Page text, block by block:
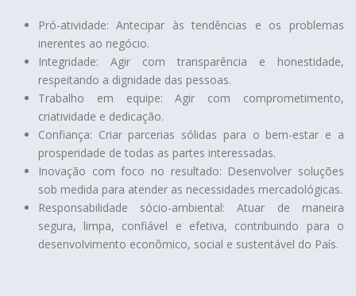
Pró-atividade: Antecipar às tendências e os problemas
inerentes ao negócio.
Integridade: Agir com transparência e honestidade,
respeitando a dignidade das pessoas.
Trabalho em equipe: Agir com comprometimento,
criatividade e dedicação.
Confiança: Criar parcerias sólidas para o bem-estar e a
prosperidade de todas as partes interessadas.
Inovação com foco no resultado: Desenvolver soluções
sob medida para atender as necessidades mercadológicas.
Responsabilidade sócio-ambiental: Atuar de maneira
segura, limpa, confiável e efetiva, contribuindo para o
desenvolvimento econômico, social e sustentável do País.